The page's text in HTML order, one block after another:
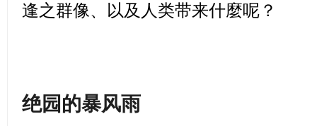
逢之群像、以及人类带来什麼呢？
绝园的暴风雨